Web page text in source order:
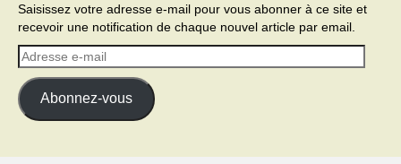
Saisissez votre adresse e-mail pour vous abonner à ce site et
recevoir une notification de chaque nouvel article par email.
Adresse
e-
mail
Abonnez-vous